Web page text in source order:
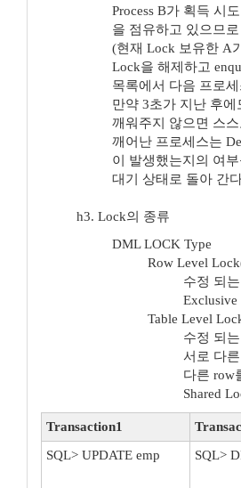
Process B가 획득 시
을 점유하고 있으므로
(현재 Lock 보유한 A
Lock을 해제하고
목록에서 다음 프로
만약 3초가 지난 후
깨워주지 않으면 스
깨어난 프로세스는
이 발생했는지의 여
대기 상태로 돌아 간
h3. Lock의 종류
DML LOCK Type
Row Level
수정 되
Exclusive
Table Level
수정 되
서로 다른
다른 row
Shared
Transaction1
SQL> UPDATE emp
SQL>